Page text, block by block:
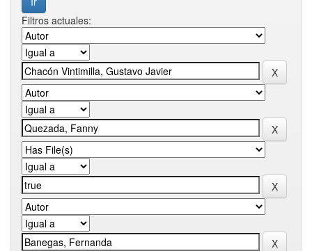
Filtros actuales: